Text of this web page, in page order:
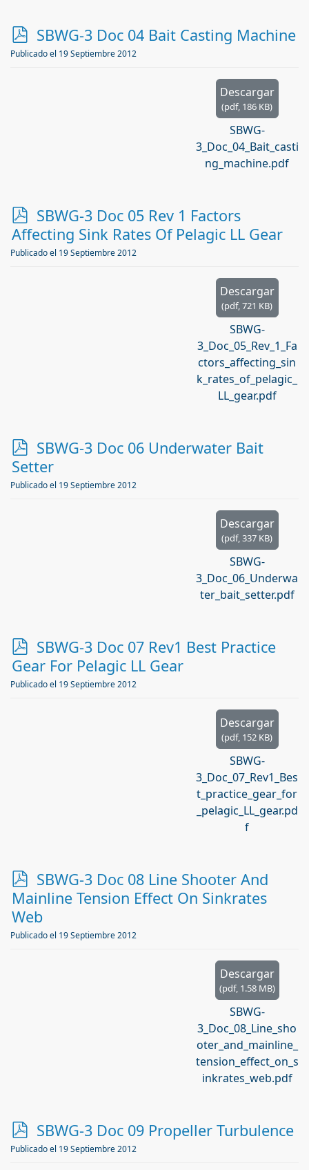
p
d
SBWG-3 Doc 04 Bait Casting Machine
Publicado el 19 Septiembre 2012
Descargar
(pdf, 186 KB)
SBWG-
3_Doc_04_Bait_casti
ng_machine.pdf
p
d
f
SBWG-3 Doc 05 Rev 1 Factors
Affecting Sink Rates Of Pelagic LL Gear
Publicado el 19 Septiembre 2012
Descargar
(pdf,721 KB)
SBWG-
3_Doc_05_Rev_1_Fa
ctors_affecting_sin
k_rates_of_pelagic_
LL_gear.pdf
p
d
f
SBWG-3 Doc 06 Underwater Bait
Setter
Publicado el 19 Septiembre 2012
Descargar
(pdf,337 KB)
SBWG-
3_Doc_06_Underwa
ter_bait_setter.pdf
p
d
f
SBWG-3 Doc 07 Rev1 Best Practice
Gear For Pelagic LL Gear
Publicado el 19 Septiembre 2012
Descargar
(pdf, 152 KB)
SBWG-
3_Doc_07_Rev1_Bes
t_practice_gear_for
_pelagic_LL_gear.pd
f
p
d
f
SBWG-3 Doc 08 Line Shooter And
Mainline Tension Effect On Sinkrates
Web
Publicado el 19 Septiembre 2012
Descargar
(pdf, 1.58 MB)
SBWG-
3_Doc_08_Line_sho
oter_and_mainline_
tension_effect_on_s
inkrates_web.pdf
p
d
SBWG-3 Doc 09 Propeller Turbulence
Publicado el 19 Septiembre 2012